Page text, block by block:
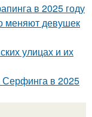
в 2025 году
меняют девушек
улицах и их
Серфинга в 2025